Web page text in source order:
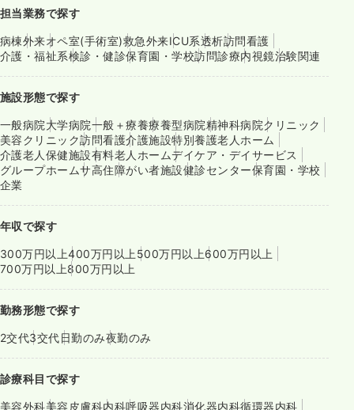
担当業務で探す
病棟外来オペ室(手術室)救急外来ICU系透析訪問看護
介護・福祉系検診・健診保育園・学校訪問診療内視鏡治験関連
施設形態で探す
一般病院大学病院一般＋療養療養型病院精神科病院クリニック
美容クリニック訪問看護介護施設特別養護老人ホーム
介護老人保健施設有料老人ホームデイケア・デイサービス
グループホームサ高住障がい者施設健診センター保育園・学校
企業
年収で探す
300万円以上400万円以上 500万円以上600万円以上
700万円以上800万円以上
勤務形態で探す
2交代3交代日勤のみ夜勤のみ
診療科目で探す
美容外科美容皮膚科内科呼吸器内科消化器内科循環器内科